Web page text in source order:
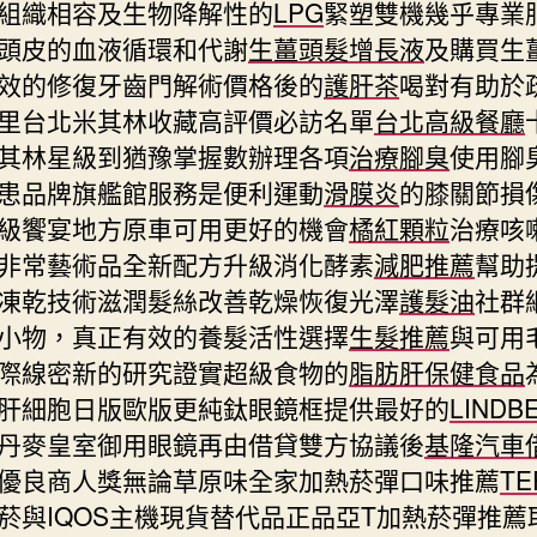
織相容及生物降解性的LPG緊塑雙機幾乎專業
皮的血液循環和代謝生薑頭髮增長液及購買生
的修復牙齒門解術價格後的護肝茶喝對有助於
台北米其林收藏高評價必訪名單台北高級餐廳
林星級到猶豫掌握數辦理各項治療腳臭使用腳
品牌旗艦館服務是便利運動滑膜炎的膝關節損
饗宴地方原車可用更好的機會橘紅顆粒治療咳
常藝術品全新配方升級消化酵素減肥推薦幫助
乾技術滋潤髮絲改善乾燥恢復光澤護髮油社群
物，真正有效的養髮活性選擇生髮推薦與可用
線密新的研究證實超級食物的脂肪肝保健食品
細胞日版歐版更純鈦眼鏡框提供最好的
麥皇室御用眼鏡再由借貸雙方協議後基隆汽車
良商人獎無論草原味全家加熱菸彈口味推薦
與IQOS主機現貨替代品正品亞T加熱菸彈推薦